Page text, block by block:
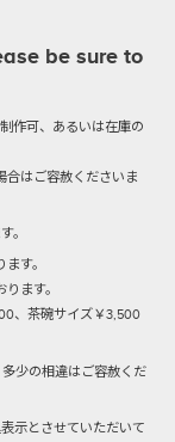
be sure to
作可、あるいは在庫の
合はご容赦くださいま
。
す。
ます。
、茶碗サイズ￥3,500
少の相違はご容赦くだ
示とさせていただいて